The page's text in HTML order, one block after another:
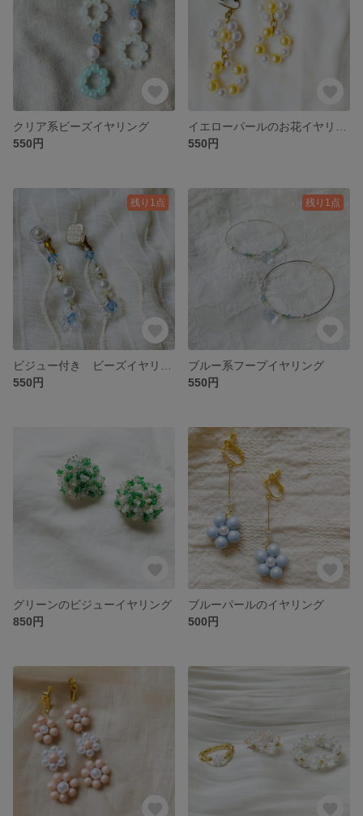
クリア系ビーズイヤリング
550円
550円
残り1点
550円
残り1点
ブルー系フープイヤリング
550円
グリーンのビジューイヤリング
850円
ブルーパールのイヤリング
500円